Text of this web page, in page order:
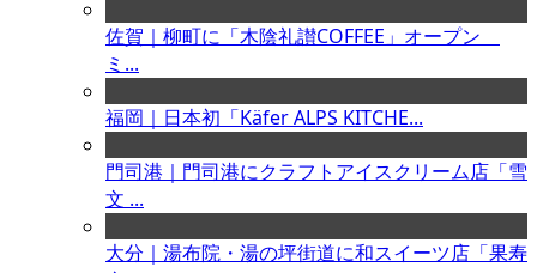
佐賀｜柳町に「木陰礼讃COFFEE」オープン
ミ...
福岡｜日本初「Käfer ALPS KITCHE...
門司港｜門司港にクラフトアイスクリーム店「雪
文 ...
大分｜湯布院・湯の坪街道に和スイーツ店「果寿